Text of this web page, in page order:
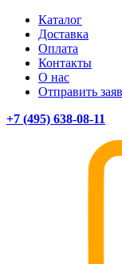
Каталог
Доставка
Оплата
Контакты
О нас
Отправить
+7 (495) 638-08-11